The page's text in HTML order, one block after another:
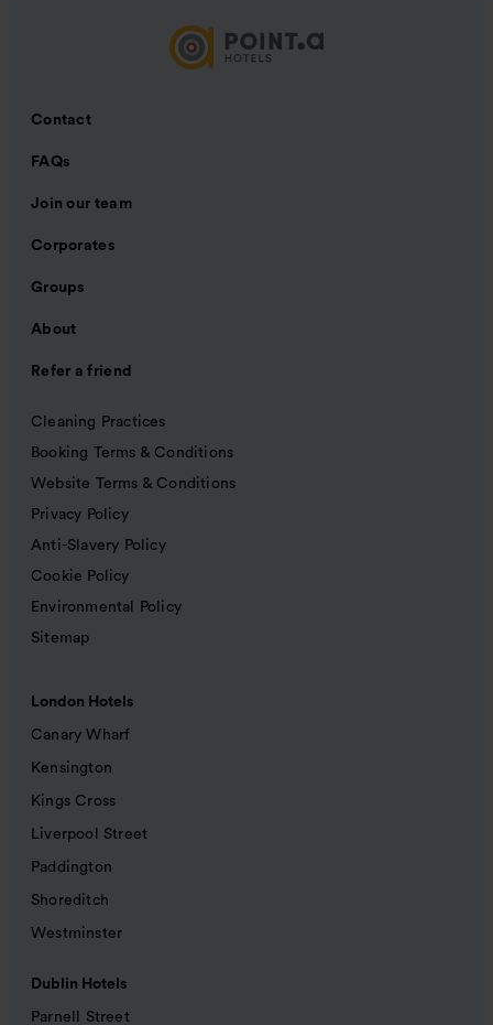
Contact
FAQs
Join our team
Corporates
Groups
About
Refer a friend
Cleaning Practices
Booking Terms & Conditions
Website Terms & Conditions
Privacy Policy
Anti-Slavery Policy
Cookie Policy
Environmental Policy
Sitemap
London Hotels
Canary Wharf
Kensington
Kings Cross
Liverpool Street
Paddington
Shoreditch
Westminster
Dublin Hotels
Parnell Street